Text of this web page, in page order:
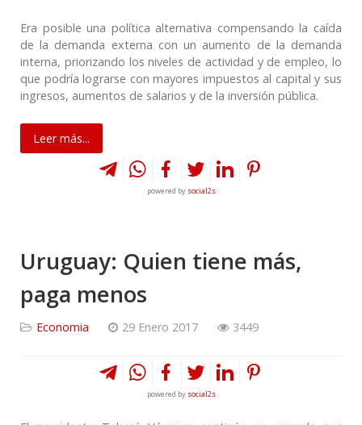
Era posible una política alternativa compensando la caída
de la demanda externa con un aumento de la demanda
interna, priorizando los niveles de actividad y de empleo, lo
que podría lograrse con mayores impuestos al capital y sus
ingresos, aumentos de salarios y de la inversión pública.
Leer más...
powered by social2s
Uruguay: Quien tiene más,
paga menos
Economia 29 Enero 2017 3449
powered by social2s